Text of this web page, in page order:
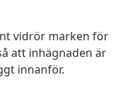
vidrör marken för
att inhägnaden är
innanför.